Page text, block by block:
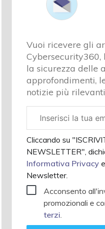
Vuoi ricevere gli
Cybersecurity360,
la sicurezza delle
approfondimenti,
notizie più
aziendale
Cliccando su
NEWSLETTER",
Informativa Privacy
Newsletter.
Acconsento
promozionali e
terzi.